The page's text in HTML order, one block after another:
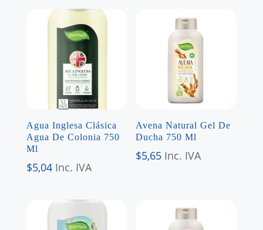
Agua Inglesa Clásica
Agua De Colonia 750
Ml
$5,04 Inc. IVA
Avena Natural Gel De
Ducha 750 Ml
$5,65 Inc. IVA